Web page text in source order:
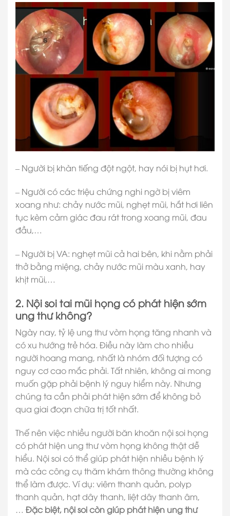
– Người bị khàn tiếng đột ngột, hay nói bị hụt hơi.
– Người có các triệu chứng nghi ngờ bị viêm
xoang như: chảy nước mũi, nghẹt mũi, hắt hơi liên
tục kèm cảm giác đau rát trong xoang mũi, đau
đầu,…
– Người bị VA: nghẹt mũi cả hai bên, khi nằm phải
thở bằng miệng, chảy nước mũi màu xanh, hay
khịt mũi,…
2. Nội soi tai mũi họng có phát hiện sớm
ung thư không?
Ngày nay, tỷ lệ ung thư vòm họng tăng nhanh và
có xu hướng trẻ hóa. Điều này làm cho nhiều
người hoang mang, nhất là nhóm đối tượng có
nguy cơ cao mắc phải. Tất nhiên, không ai mong
muốn gặp phải bệnh lý nguy hiểm này. Nhưng
chúng ta cần phải phát hiện sớm để không bỏ
qua giai đoạn chữa trị tốt nhất.
Thế nên việc nhiều người băn khoăn nội soi họng
có phát hiện ung thư vòm họng không thật dễ
hiểu. Nội soi có thể giúp phát hiện nhiều bệnh lý
mà các công cụ thăm khám thông thường không
thể làm được. Ví dụ: viêm thanh quản, polyp
thanh quản, hạt dây thanh, liệt dây thanh âm,
… Đặc biệt, nội soi còn giúp phát hiện ung thư